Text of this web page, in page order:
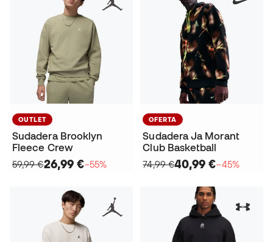
OUTLET
Sudadera Brooklyn
Fleece Crew
59,99 €26,99 €−55%
OFERTA
Sudadera Ja Morant
Club Basketball
74,99 €40,99 €−45%